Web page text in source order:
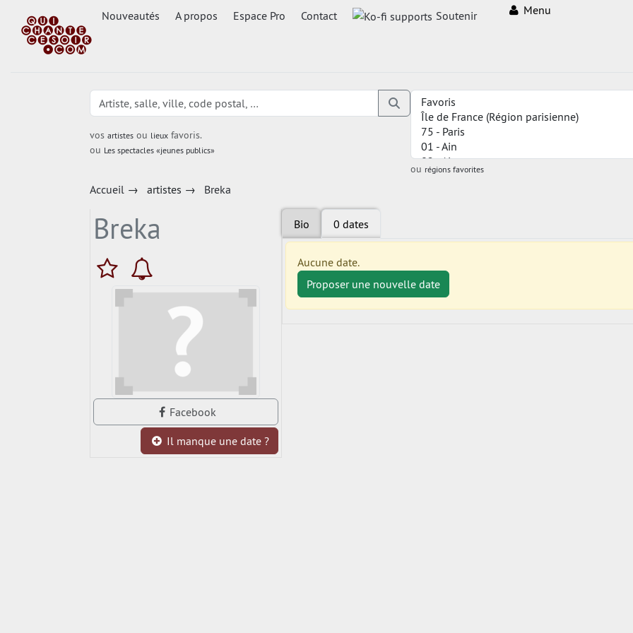
Nouveautés A propos Espace Pro Contact Soutenir Menu
vos artistesou lieuxfavoris.
ou Les spectacles «jeunes publics»
ou régions favorites
Accueil→ artistes → Breka
Breka
Facebook
Il manque une date ?
Bio 0 dates
Aucune date.
Proposer une nouvelle date